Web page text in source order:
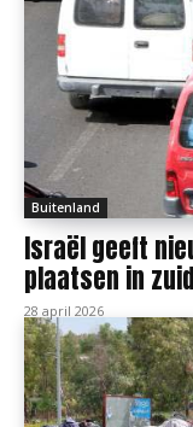
Buitenland
Israël geeft
plaatsen in
28 april 2026